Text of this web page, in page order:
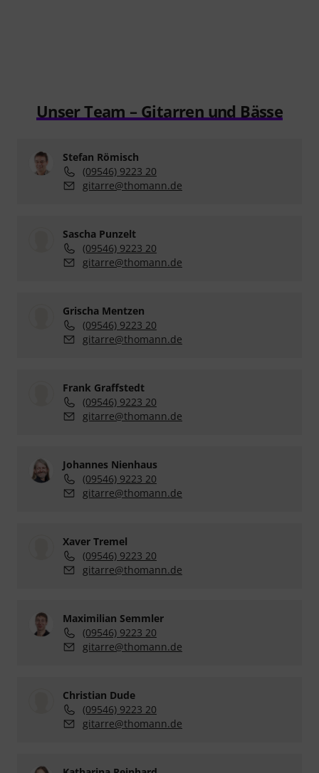
Unser Team – Gitarren und Bässe
Stefan Römisch
(09546) 9223 20
gitarre@thomann.de
Sascha Punzelt
(09546) 9223 20
gitarre@thomann.de
Grischa Mentzen
(09546) 9223 20
gitarre@thomann.de
Frank Graffstedt
(09546) 9223 20
gitarre@thomann.de
Johannes Nienhaus
(09546) 9223 20
gitarre@thomann.de
Xaver Tremel
(09546) 9223 20
gitarre@thomann.de
Maximilian Semmler
(09546) 9223 20
gitarre@thomann.de
Christian Dude
(09546) 9223 20
gitarre@thomann.de